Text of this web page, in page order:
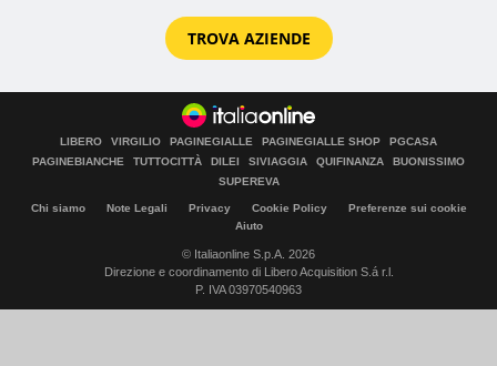
TROVA AZIENDE
LIBERO VIRGILIO PAGINEGIALLE PAGINEGIALLE SHOP
PGCASA
PAGINEBIANCHE
TUTTOCITTÀ DILEI SIVIAGGIA QUIFINANZA
BUONISSIMO
SUPEREVA
Chi siamo Note Legali Privacy Cookie Policy
Preferenze sui cookie
Aiuto
© Italiaonline S.p.A. 2026
Direzione e coordinamento di Libero Acquisition S.á r.l.
P. IVA 03970540963